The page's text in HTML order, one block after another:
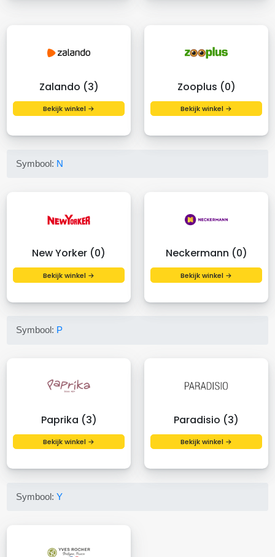
Zalando (3)
Bekijk winkel →
Zooplus (0)
Bekijk winkel →
Symbool: N
New Yorker (0)
Bekijk winkel →
Neckermann (0)
Bekijk winkel →
Symbool: P
Paprika (3)
Bekijk winkel →
Paradisio (3)
Bekijk winkel →
Symbool:Y